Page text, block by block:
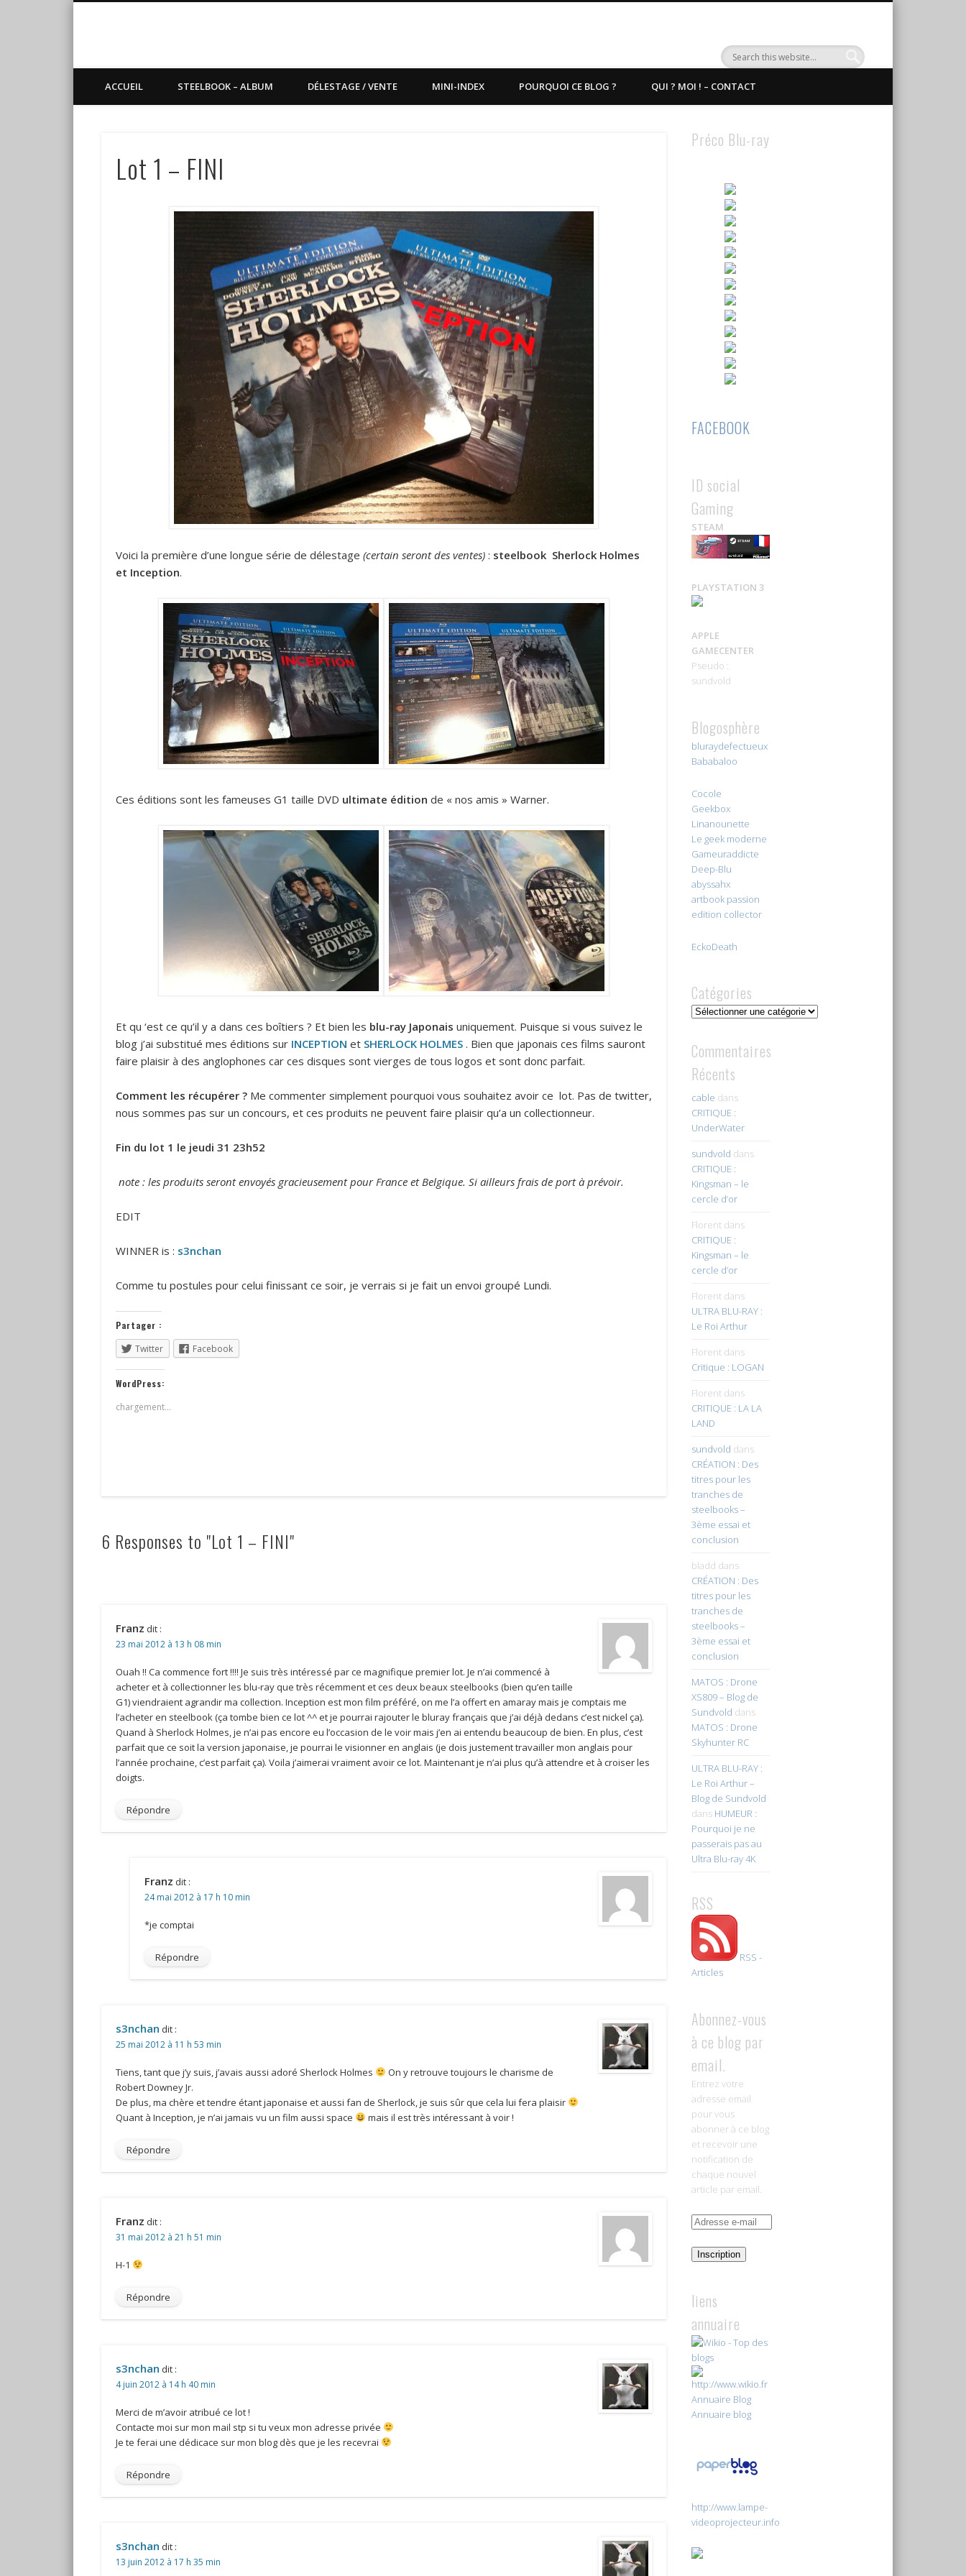
ACCUEIL STEELBOOK – ALBUM DÉLESTAGE / VENTE MINI-INDEX POURQUOI CE BLOG ? QUI ? MOI ! – CONTACT
Lot 1 – FINI
Voici la première d’une longue série de délestage (certain seront des ventes): steelbook Sherlock Holmes
et Inception.
Ces éditions sont les fameuses G1 taille DVD ultimate édition de « nos amis » Warner.
Et qu ‘est ce qu’il y a dans ces boîtiers ? Et bien les blu-ray Japonais uniquement. Puisque si vous suivez le
blog j’ai substitué mes éditions surINCEPTION et SHERLOCK HOLMES. Bien que japonais ces films sauront
faire plaisir à des anglophones car ces disques sont vierges de tous logos et sont donc parfait.
Comment les récupérer ?Me commenter simplement pourquoi vous souhaitez avoir ce lot. Pas de twitter,
nous sommes pas sur un concours, et ces produits ne peuvent faire plaisir qu’a un collectionneur.
Fin du lot 1 le jeudi 31 23h52
note : les produits seront envoyés gracieusement pour France et Belgique. Si ailleurs frais de port à prévoir.
EDIT
WINNER is : s3nchan
Comme tu postules pour celui finissant ce soir, je verrais si je fait un envoi groupé Lundi.
Partager :
Twitter
Facebook
WordPress:
chargement…
6 Responses to "Lot 1 – FINI"
Franz dit :
23 mai 2012 à 13 h 08 min
Ouah !! Ca commence fort !!!! Je suis très intéressé par ce magnifique premier lot. Je n’ai commencé à
acheter et à collectionner les blu-ray que très récemment et ces deux beaux steelbooks (bien qu’en taille
G1) viendraient agrandir ma collection. Inception est mon film préféré, on me l’a offert en amaray mais je comptais me
l’acheter en steelbook (ça tombe bien ce lot ^^ et je pourrai rajouter le bluray français que j’ai déjà dedans c’est nickel ça).
Quand à Sherlock Holmes, je n’ai pas encore eu l’occasion de le voir mais j’en ai entendu beaucoup de bien. En plus, c’est
parfait que ce soit la version japonaise, je pourrai le visionner en anglais (je dois justement travailler mon anglais pour
l’année prochaine, c’est parfait ça). Voila j’aimerai vraiment avoir ce lot. Maintenant je n’ai plus qu’à attendre et à croiser les
doigts.
Répondre
Franz dit :
24 mai 2012 à 17 h 10 min
*je comptai
Répondre
s3nchan dit :
25 mai 2012 à 11 h 53 min
Tiens, tant que j’y suis, j’avais aussi adoré Sherlock Holmes
On y retrouve toujours le charisme de
Robert Downey Jr.
De plus, ma chère et tendre étant japonaise et aussi fan de Sherlock, je suis sûr que cela lui fera plaisir
Quant à Inception, je n’ai jamais vu un film aussi space
mais il est très intéressant à voir !
Répondre
Franz dit :
31 mai 2012 à 21 h 51 min
H-1
Répondre
s3nchan dit :
4 juin 2012 à 14 h 40 min
Merci de m’avoir atribué ce lot !
Contacte moi sur mon mail stp si tu veux mon adresse privée
Je te ferai une dédicace sur mon blog dès que je les recevrai
Répondre
s3nchan dit :
13 juin 2012 à 17 h 35 min
Préco Blu-ray
FACEBOOK
ID social
Gaming
STEAM
PLAYSTATION 3
APPLE
GAMECENTER
Pseudo :
sundvold
Blogosphère
bluraydefectueux
Bababaloo
Cocole
Geekbox
Linanounette
Le geek moderne
Gameuraddicte
Deep-Blu
abyssahx
artbook passion
edition collector
EckoDeath
Catégories
Catégories
Commentaires
Récents
cable dans
CRITIQUE :
UnderWater
sundvold dans
CRITIQUE :
Kingsman – le
cercle d’or
Florentdans
CRITIQUE :
Kingsman – le
cercle d’or
Florentdans
ULTRA BLU-RAY :
Le Roi Arthur
Florentdans
Critique : LOGAN
Florentdans
CRITIQUE : LA LA
LAND
sundvold dans
CRÉATION : Des
titres pour les
tranches de
steelbooks –
3ème essai et
conclusion
bladd dans
CRÉATION : Des
titres pour les
tranches de
steelbooks –
3ème essai et
conclusion
MATOS : Drone
XS809 – Blog de
Sundvold dans
MATOS : Drone
Skyhunter RC
ULTRA BLU-RAY :
Le Roi Arthur –
Blog de Sundvold
dans HUMEUR :
Pourquoi je ne
passerais pas au
Ultra Blu-ray 4K
RSS
RSS -
Articles
Abonnez-vous
à ce blog par
email.
Entrez votre
adresse email
pour vous
abonner à ce blog
et recevoir une
notification de
chaque nouvel
article par email.
Adresse
mailInscription
liens
annuaire
Annuaire Blog
Annuaire blog
http://www.lampe-
videoprojecteur.info